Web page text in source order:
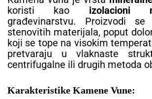
koristi kao izolacioni
građevinarstvu. Proizvodi
stenovitih materijala, poput
koji se tope na visokim
pretvaraju u vlaknaste
centrifugalne ili drugih metoda
Karakteristike Kamene Vune: